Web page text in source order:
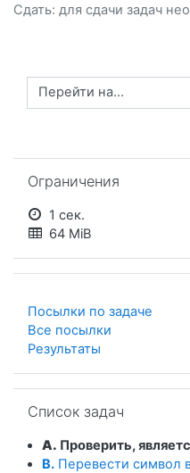
Сдать: для сдачи задач
Перейти на...
Ограничения
1 сек.
64 MiB
Посылки по задаче
Все посылки
Результаты
Список задач
A. Проверить,
B. Перевести символ